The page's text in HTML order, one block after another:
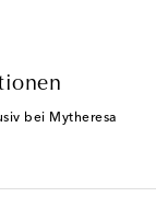
bei Mytheresa